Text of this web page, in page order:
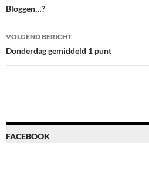
navigatie
Bloggen…?
VOLGEND BERICHT
Donderdag gemiddeld 1 punt
FACEBOOK